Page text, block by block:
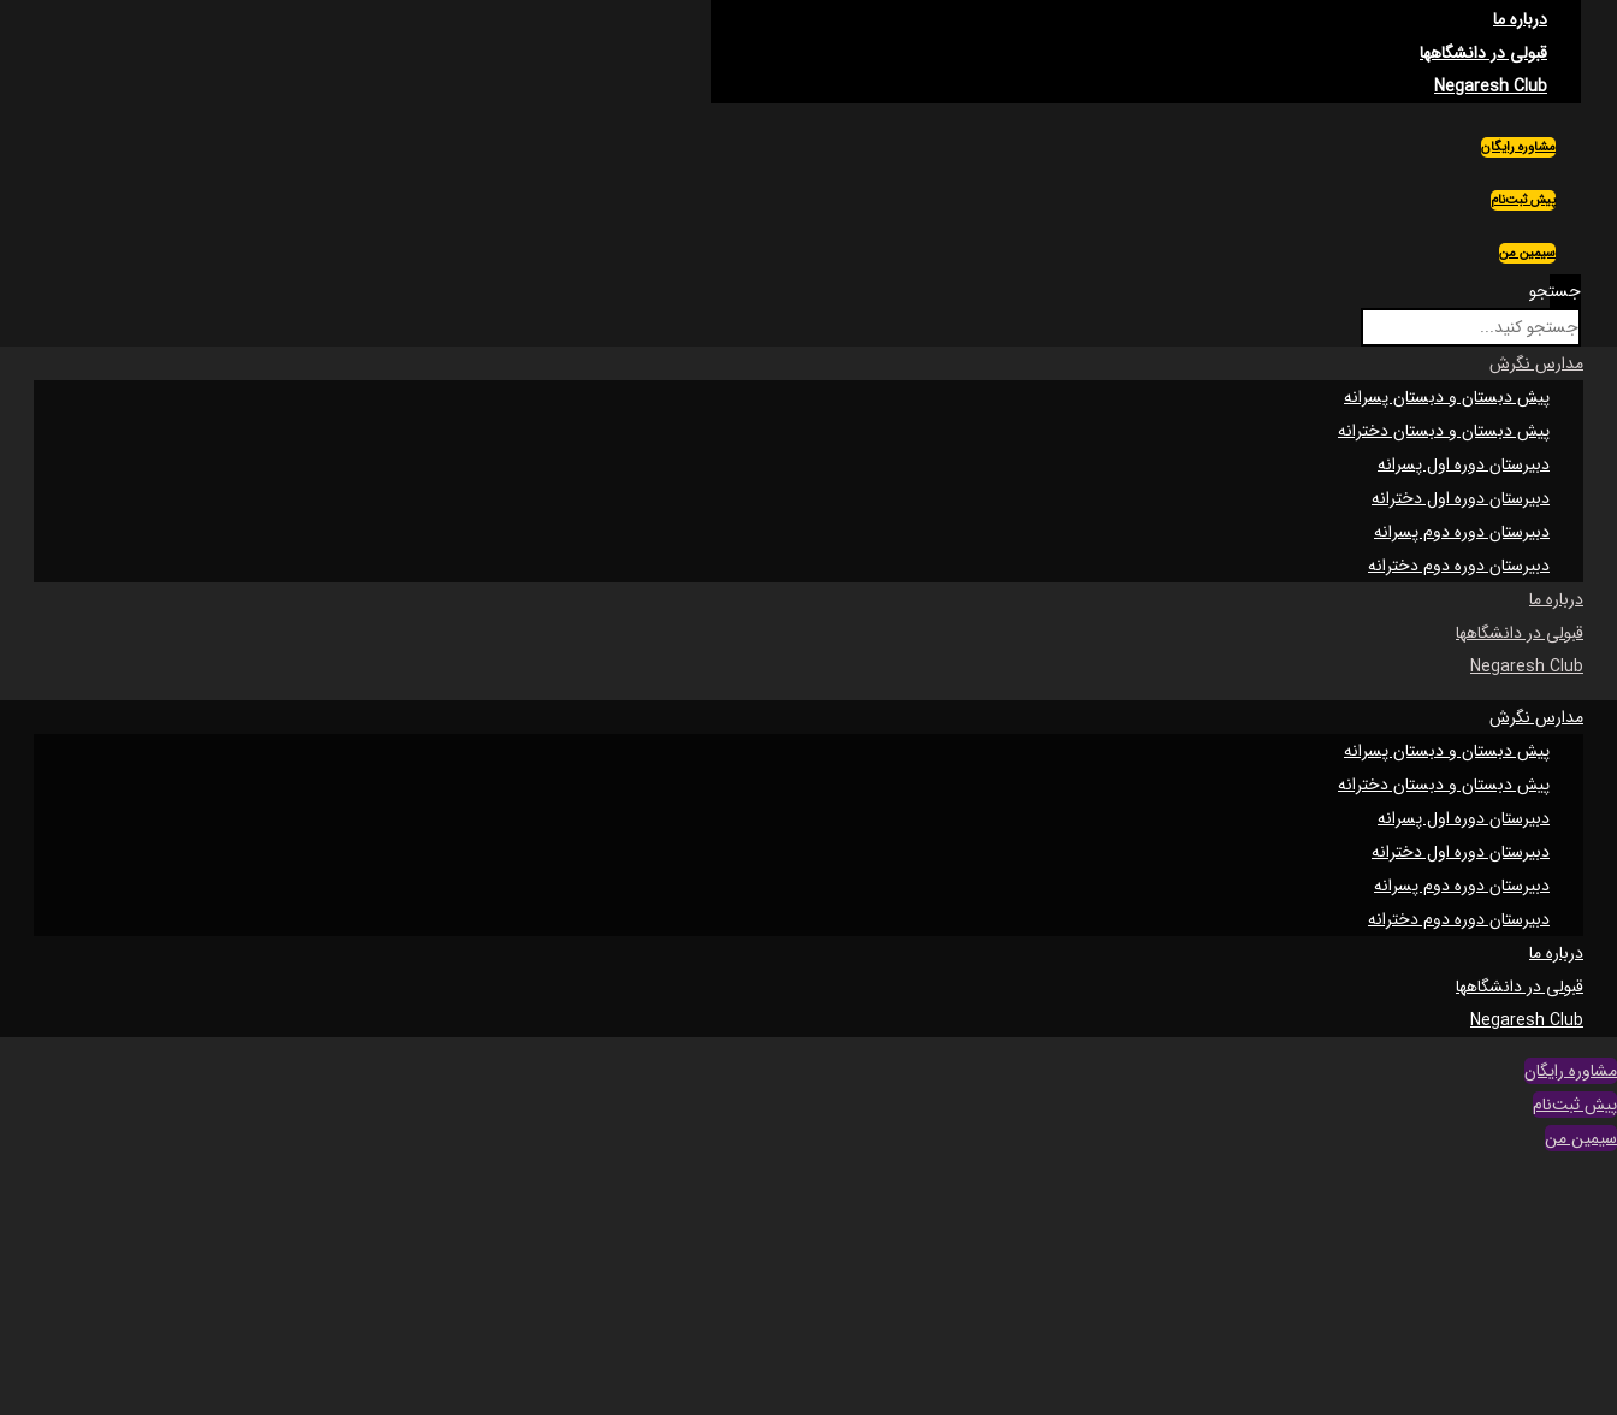
درباره ما
قبولی در دانشگاهها
Negaresh Club
مشاوره رایگان
پیش ثبت‌نام
سیمین من
جستجو
مدارس نگرش
پیش دبستان و دبستان پسرانه
پیش دبستان و دبستان دخترانه
دبیرستان دوره اول پسرانه
دبیرستان دوره اول دخترانه
دبیرستان دوره دوم پسرانه
دبیرستان دوره دوم دخترانه
درباره ما
قبولی در دانشگاهها
Negaresh Club
مدارس نگرش
پیش دبستان و دبستان پسرانه
پیش دبستان و دبستان دخترانه
دبیرستان دوره اول پسرانه
دبیرستان دوره اول دخترانه
دبیرستان دوره دوم پسرانه
دبیرستان دوره دوم دخترانه
درباره ما
قبولی در دانشگاهها
Negaresh Club
مشاوره رایگان
پیش ثبت‌نام
سیمین من